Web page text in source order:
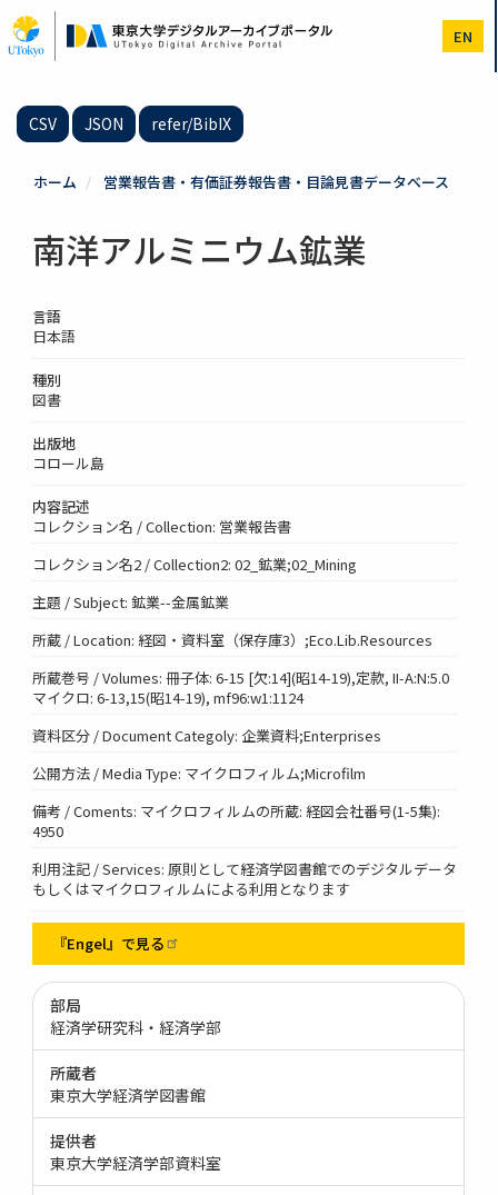
イ
ン
EN
CSV JSON refer/BibIX
ホーム 営業報告書・有価証券報告書・目論見書データベース
南洋アルミニウム鉱業
言語
日本語
種別
図書
出版地
コロール島
内容記述
コレクション名 / Collection: 営業報告書
コレクション名2 / Collection2: 02_鉱業;02_Mining
主題 / Subject: 鉱業--金属鉱業
所蔵 / Location: 経図・資料室（保存庫3）;Eco.Lib.Resources
所蔵巻号 / Volumes: 冊子体: 6-15 [欠:14](昭14-19),定款, II-A:N:5.0
マイクロ: 6-13,15(昭14-19), mf96:w1:1124
資料区分 / Document Categoly: 企業資料;Enterprises
公開方法 / Media Type: マイクロフィルム;Microfilm
備考 / Coments: マイクロフィルムの所蔵: 経図会社番号(1-5集):
4950
利用注記 / Services: 原則として経済学図書館でのデジタルデータ
もしくはマイクロフィルムによる利用となります
『Engel』で見る
部局
経済学研究科・経済学部
所蔵者
東京大学経済学図書館
提供者
東京大学経済学部資料室